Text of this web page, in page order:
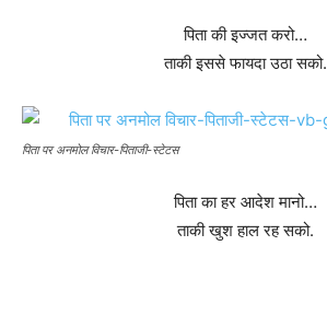
पिता की इज्जत करो…
ताकी इससे फायदा उठा सको.
पिता पर अनमोल विचार-पिताजी-स्टेटस
पिता का हर आदेश मानो…
ताकी खुश हाल रह सको.